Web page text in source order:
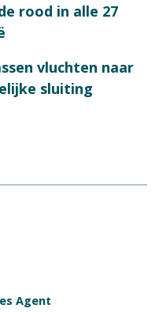
rood in alle 27
vluchten naar
sluiting
Agent